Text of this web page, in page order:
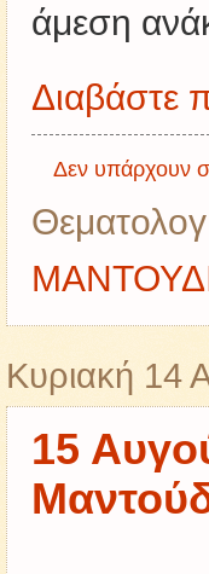
άμεση
Διαβάστε
Δεν υπάρχουν
Κυριακή 14
15